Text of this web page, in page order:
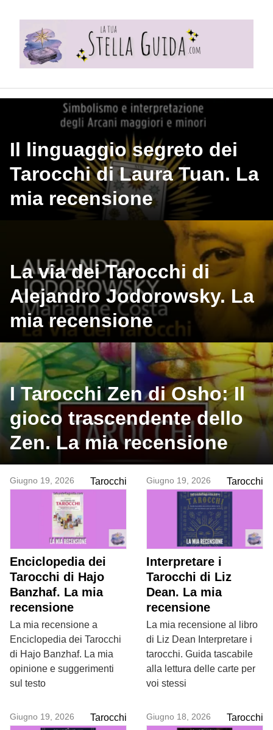
content
Il linguaggio segreto dei
Tarocchi di Laura Tuan. La
mia recensione
La via dei Tarocchi di
Alejandro Jodorowsky. La
mia recensione
I Tarocchi Zen di Osho: Il
gioco trascendente dello
Zen. La mia recensione
Giugno 19, 2026 Tarocchi
Enciclopedia dei
Tarocchi di Hajo
Banzhaf. La mia
recensione
La mia recensione a
Enciclopedia dei Tarocchi
di Hajo Banzhaf. La mia
opinione e suggerimenti
sul testo
Giugno 19, 2026 Tarocchi
Interpretare i
Tarocchi di Liz
Dean. La mia
recensione
La mia recensione al libro
di Liz Dean Interpretare i
tarocchi. Guida tascabile
alla lettura delle carte per
voi stessi
Giugno 19, 2026 Tarocchi Giugno 18, 2026 Tarocchi